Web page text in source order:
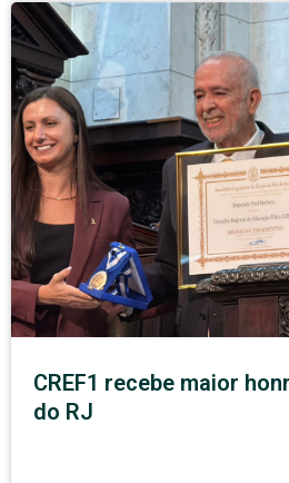
CREF1 recebe maior
do RJ